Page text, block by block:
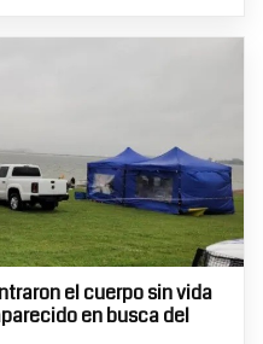
el cuerpo sin vida
en busca del